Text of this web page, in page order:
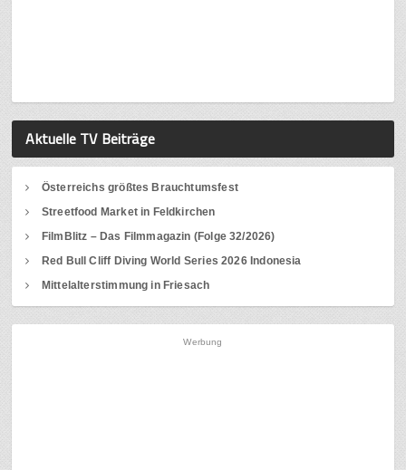
Aktuelle TV Beiträge
Österreichs größtes Brauchtumsfest
Streetfood Market in Feldkirchen
FilmBlitz – Das Filmmagazin (Folge 32/2026)
Red Bull Cliff Diving World Series 2026 Indonesia
Mittelalterstimmung in Friesach
Werbung